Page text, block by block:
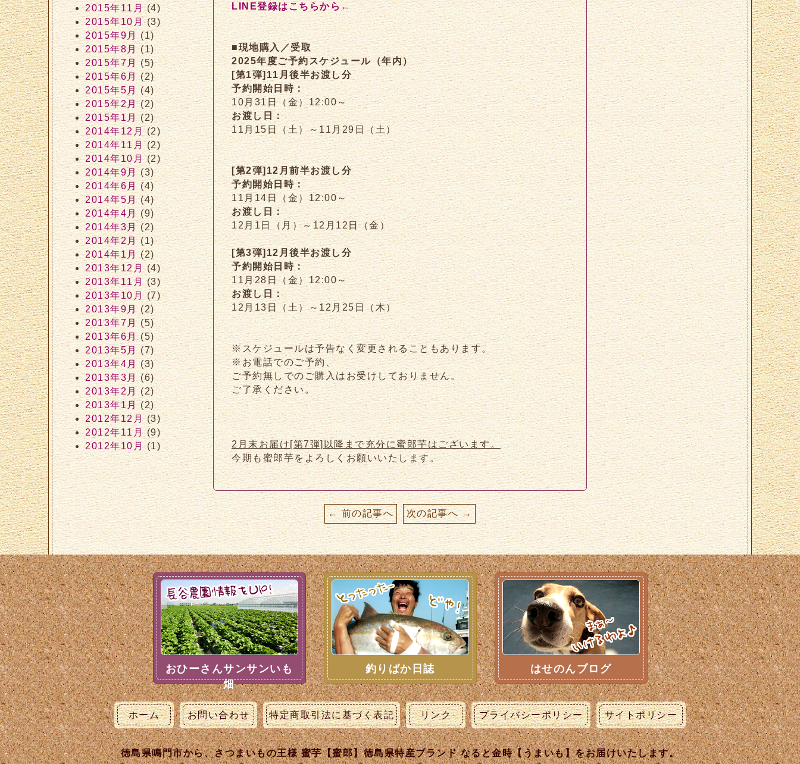
LINE登録はこちらから←
■現地購入／受取
2025年度ご予約スケジュール（年内）
[第1弾]11月後半お渡し分
予約開始日時：
10月31日（金）12:00～
お渡し日：
11月15日（土）～11月29日（土）
[第2弾]12月前半お渡し分
予約開始日時：
11月14日（金）12:00～
お渡し日：
12月1日（月）～12月12日（金）
[第3弾]12月後半お渡し分
予約開始日時：
11月28日（金）12:00～
お渡し日：
12月13日（土）～12月25日（木）
※スケジュールは予告なく変更されることもあります。
※お電話でのご予約、
ご予約無しでのご購入はお受けしておりません。
ご了承ください。
2月末お届け[第7弾]以降まで充分に蜜郎芋はございます。
今期も蜜郎芋をよろしくお願いいたします。
← 前の記事へ 次の記事へ →
2015年11月(4)
2015年10月(3)
2015年9月(1)
2015年8月(1)
2015年7月(5)
2015年6月(2)
2015年5月(4)
2015年2月(2)
2015年1月 (2)
2014年12月(2)
2014年11月(2)
2014年10月(2)
2014年9月(3)
2014年6月(4)
2014年5月(4)
2014年4月(9)
2014年3月(2)
2014年2月(1)
2014年1月(2)
2013年12月(4)
2013年11月(3)
2013年10月(7)
2013年9月(2)
2013年7月(5)
2013年6月(5)
2013年5月(7)
2013年4月(3)
2013年3月(6)
2013年2月(2)
2013年1月(2)
2012年12月(3)
2012年11月(9)
2012年10月(1)
おひーさんサンサンいも
畑
釣りばか日誌 はせのんブログ
ホーム お問い合わせ 特定商取引法に基づく表記 リンク プライバシーポリシー サイトポリシー
徳島県鳴門市から、さつまいもの王様 蜜芋【蜜郎】徳島県特産ブランド なると金時【うまいも】をお届けいたします。